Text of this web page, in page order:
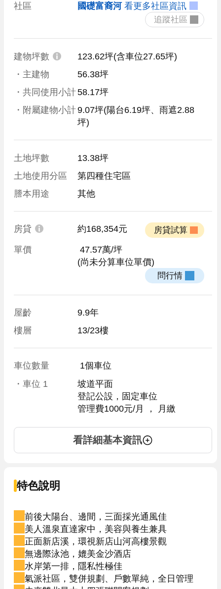
社區
國礎富裔河 看更多社區資訊
建物坪數 123.62坪(含車位27.65坪)
・主建物
56.38坪
・共同使用小計58.17坪
・附屬建物小計9.07坪(陽台6.19坪、雨遮2.88
坪)
土地坪數
13.38坪
土地使用分區
第四種住宅區
謄本用途
其他
房貸 約168,354元
單價
47.57萬/坪
(尚未分算車位單價)
屋齡
9.9年
樓層
13/23樓
車位數量
1個車位
・車位 1
坡道平面
登記公設，固定車位
管理費1000元/月
， 月繳
看詳細基本資訊
特色說明
前後大陽台、邊間，三面採光通風佳
美人溫泉直達家中，美容與養生兼具
正面新店溪，環視新店山河高樓景觀
無邊際泳池，媲美金沙酒店
水岸第一排，隱私性極佳
氣派社區，雙併規劃、戶數單純，全日管理